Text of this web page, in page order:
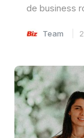
de business
Team 2